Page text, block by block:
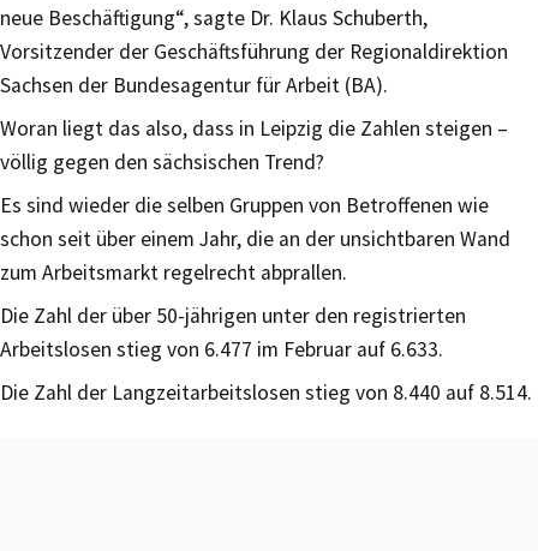
neue Beschäftigung“, sagte Dr. Klaus Schuberth,
Vorsitzender der Geschäftsführung der Regionaldirektion
Sachsen der Bundesagentur für Arbeit (BA).
Woran liegt das also, dass in Leipzig die Zahlen steigen –
völlig gegen den sächsischen Trend?
Es sind wieder die selben Gruppen von Betroffenen wie
schon seit über einem Jahr, die an der unsichtbaren Wand
zum Arbeitsmarkt regelrecht abprallen.
Die Zahl der über 50-jährigen unter den registrierten
Arbeitslosen stieg von 6.477 im Februar auf 6.633.
Die Zahl der Langzeitarbeitslosen stieg von 8.440 auf 8.514.